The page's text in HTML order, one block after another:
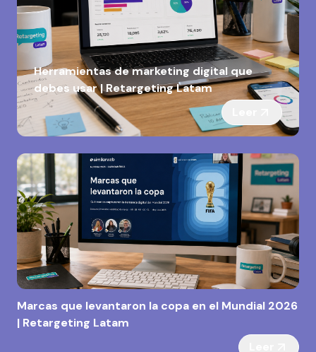
Herramientas de marketing digital que
debes usar | Retargeting Latam
Marcas que levantaron la copa en el Mundial 2026
| Retargeting Latam